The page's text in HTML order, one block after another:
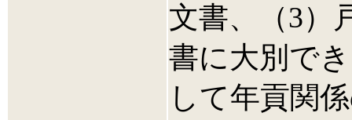
文書、（3）
書に大別で
して年貢関